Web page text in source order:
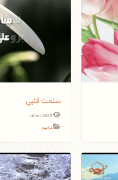
سلمت قلبي
6933 views
ترانيم